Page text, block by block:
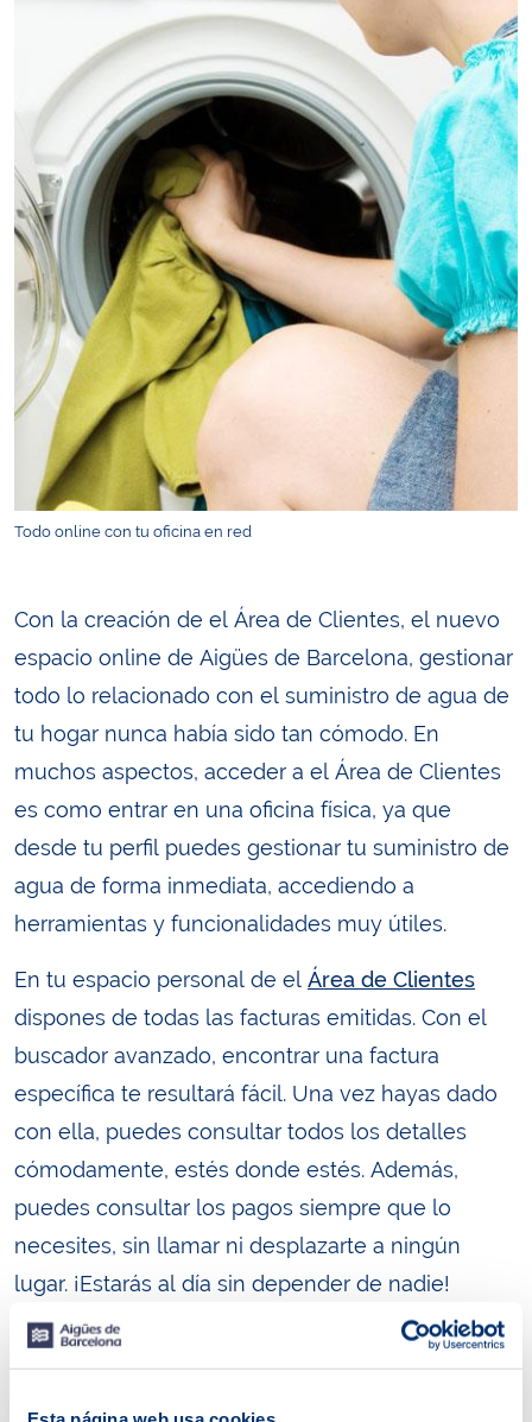
Todo online con tu oficina en red
Con la creación de el Área de Clientes, el nuevo
espacio online de Aigües de Barcelona, gestionar
todo lo relacionado con el suministro de agua de
tu hogar nunca había sido tan cómodo. En
muchos aspectos, acceder a el Área de Clientes
es como entrar en una oficina física, ya que
desde tu perfil puedes gestionar tu suministro de
agua de forma inmediata, accediendo a
herramientas y funcionalidades muy útiles.
En tu espacio personal de el Área de Clientes
dispones de todas las facturas emitidas. Con el
buscador avanzado, encontrar una factura
específica te resultará fácil. Una vez hayas dado
con ella, puedes consultar todos los detalles
cómodamente, estés donde estés. Además,
puedes consultar los pagos siempre que lo
necesites, sin llamar ni desplazarte a ningún
lugar. ¡Estarás al día sin depender de nadie!
El servicio
es una forma de
contribuir al medio ambiente, haciendo que tu día
a día sea un poco más sostenible. Mediante este